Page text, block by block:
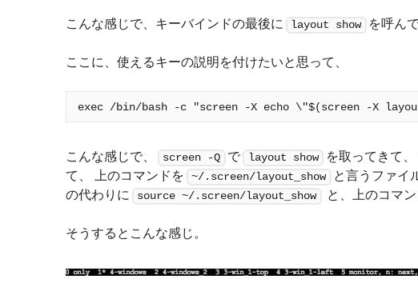
こんな感じで、キーバインドの最後に layout show を呼ん
ここに、使えるキーの説明を付けたいと思って、
こんな感じで、 screen -Q で layout show
を取ってきて
て、 上のコマンドを
~/.screen/layout_show と言うファイ
の代わりに source ~/.screen/layout_show と、上のコマ
そうするとこんな感じ。